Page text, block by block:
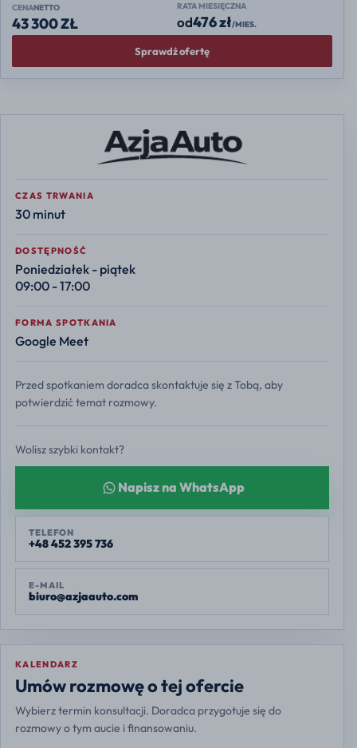
CENANETTO
43 300 ZŁ
RATA MIESIĘCZNA
od476 zł/MIES.
Sprawdź ofertę
CZAS TRWANIA
30 minut
DOSTĘPNOŚĆ
Poniedziałek - piątek
09:00 - 17:00
FORMA SPOTKANIA
Google Meet
Przed spotkaniem doradca skontaktuje się z Tobą, aby
potwierdzić temat rozmowy.
Wolisz szybki kontakt?
Napisz na WhatsApp
TELEFON
+48 452 395 736
E-MAIL
biuro@azjaauto.com
KALENDARZ
Umów rozmowę o tej ofercie
Wybierz termin konsultacji. Doradca przygotuje się do
rozmowy o tym aucie i finansowaniu.
Europe/Warsaw